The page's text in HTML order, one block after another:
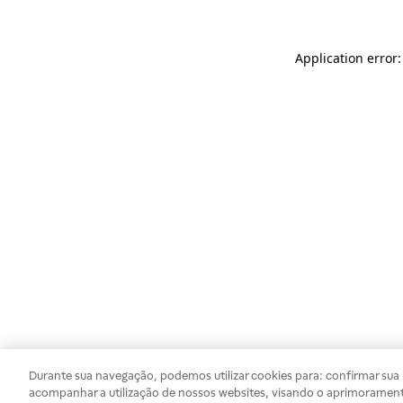
Application
Durante sua navegação, podemos utilizar cookies para: confirmar
acompanhar a utilização de nossos websites, visando o